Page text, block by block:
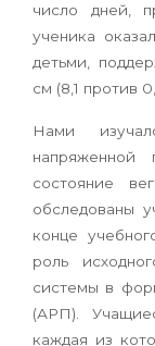
число дней,
ученика
детьми,
см (8,1 против
Нами
напряженной
состояние
обследованы
конце
роль
системы в
(АРП).
каждая из